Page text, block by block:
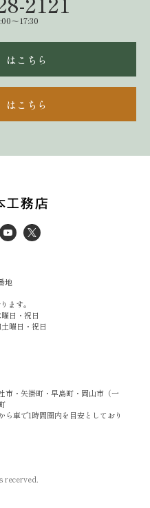
～17:30
はこちら
はこちら
地
ます。
日・祝日
曜日・祝日
市・矢掛町・早島町・岡山市（一
車で1時間圏内を目安としており
recerved.